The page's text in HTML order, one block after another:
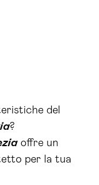
del
?
offre un
per la tua